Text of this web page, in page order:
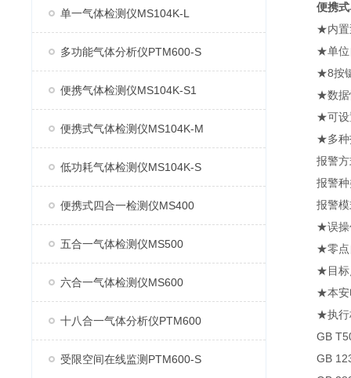
单一气体检测仪MS104K-L
多功能气体分析仪PTM600-S
便携气体检测仪MS104K-S1
便携式气体检测仪MS104K-M
低功耗气体检测仪MS104K-S
便携式四合一检测仪MS400
五合一气体检测仪MS500
六合一气体检测仪MS600
十八合一气体分析仪PTM600
受限空间在线监测PTM600-S
便携
★内置泵
★单位自
★8按键
★数据恢
★可设置
★多种报
报警方式
报警种类
报警模式
★误操作
★零点自
★目标点
★本安电
★执行标
GB
GB